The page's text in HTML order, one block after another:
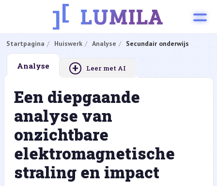
Startpagina Huiswerk Analyse Secundair onderwijs
Analyse + Leer met AI
Een diepgaande
analyse van
onzichtbare
elektromagnetische
straling en impact